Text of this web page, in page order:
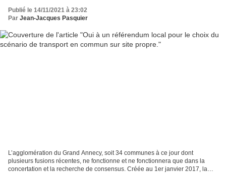
Publié le 14/11/2021 à 23:02
Par Jean-Jacques Pasquier
L’agglomération du Grand Annecy, soit 34 communes à ce jour dont
plusieurs fusions récentes, ne fonctionne et ne fonctionnera que dans la
concertation et la recherche de consensus. Créée au 1er janvier 2017, la